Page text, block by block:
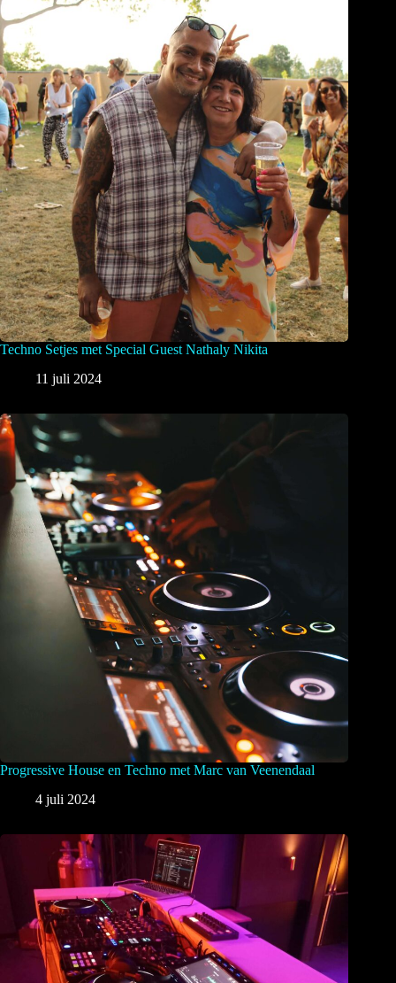
Techno Setjes met Special Guest Nathaly Nikita
11 juli 2024
Progressive House en Techno met Marc van Veenendaal
4 juli 2024